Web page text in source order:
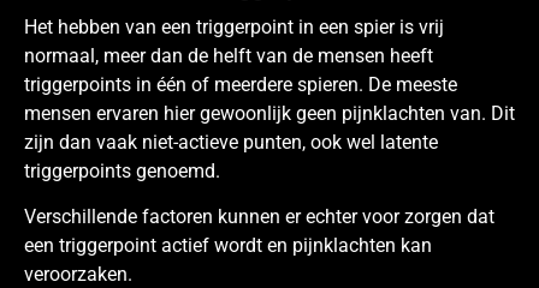
Het hebben van een triggerpoint in een spier is vrij
normaal, meer dan de helft van de mensen heeft
triggerpoints in één of meerdere spieren. De meeste
mensen ervaren hier gewoonlijk geen pijnklachten van. Dit
zijn dan vaak niet-actieve punten, ook wel latente
triggerpoints genoemd.
Verschillende factoren kunnen er echter voor zorgen dat
een triggerpoint actief wordt en pijnklachten kan
veroorzaken.